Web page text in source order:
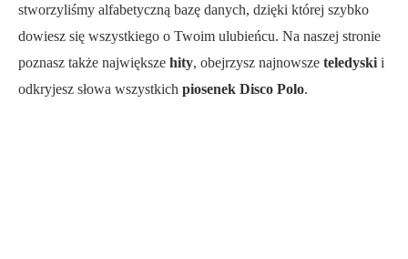
stworzyliśmy alfabetyczną bazę danych, dzięki której szybko
dowiesz się wszystkiego o Twoim ulubieńcu. Na naszej stronie
poznasz także największe hity, obejrzysz najnowsze teledyski i
odkryjesz słowa wszystkich piosenek Disco Polo.